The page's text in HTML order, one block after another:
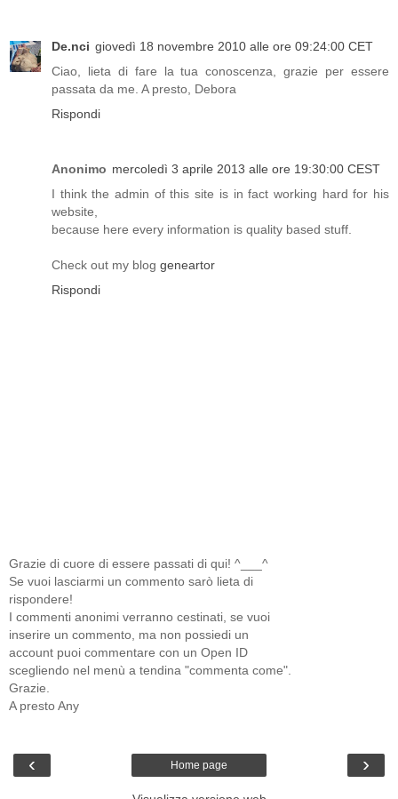
De.nci giovedì 18 novembre 2010 alle ore 09:24:00 CET
Ciao, lieta di fare la tua conoscenza, grazie per essere
passata da me. A presto, Debora
Rispondi
Anonimo mercoledì 3 aprile 2013 alle ore 19:30:00 CEST
I think the admin of this site is in fact working hard for his
website,
because here every information is quality based stuff.
Check out my blog geneartor
Rispondi
Grazie di cuore di essere passati di qui! ^___^
Se vuoi lasciarmi un commento sarò lieta di
rispondere!
I commenti anonimi verranno cestinati, se vuoi
inserire un commento, ma non possiedi un
account puoi commentare con un Open ID
scegliendo nel menù a tendina "commenta come".
Grazie.
A presto Any
‹ ›
Home page